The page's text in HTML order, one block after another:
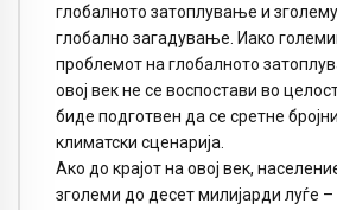
глобалното затоплување и
глобално загадување. Иако
проблемот на глобалното
овој век не се воспостави во
биде подготвен да се сретне
климатски сценарија.
Ако до крајот на овој век,
зголеми до десет милијарди луѓе –